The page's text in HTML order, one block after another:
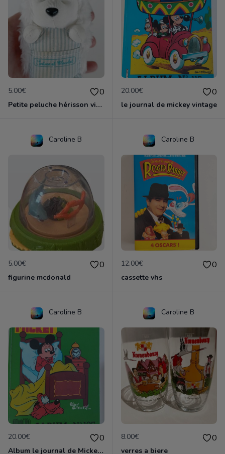
5.00€ 0
Petite peluche hérisson vintage tartine et chocolat
20.00€ 0
le journal de mickey vintage
Caroline B
5.00€ 0
figurine mcdonald
Caroline B
12.00€ 0
cassette vhs
Caroline B
20.00€ 0
Album le journal de Mickey vintage ancien
Caroline B
8.00€ 0
verres a biere